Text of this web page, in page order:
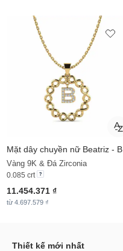
Mặt dây chuyền nữ Beatriz - B
Vàng 9K & Đá Zirconia
0.085 crt
11.454.371 ₫
từ 4.697.579 ₫
Thiết kế mới nhất